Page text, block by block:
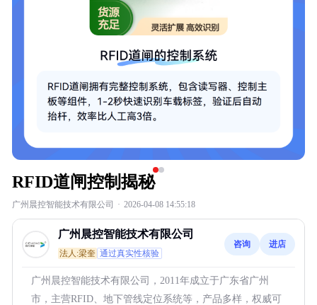
RFID道闸控制揭秘
广州晨控智能技术有限公司 · 2026-04-08 14:55:18
广州晨控智能技术有限公司
法人:梁奎 通过真实性核验
咨询 进店
广州晨控智能技术有限公司，2011年成立于广东省广州
市，主营RFID、地下管线定位系统等，产品多样，权威可